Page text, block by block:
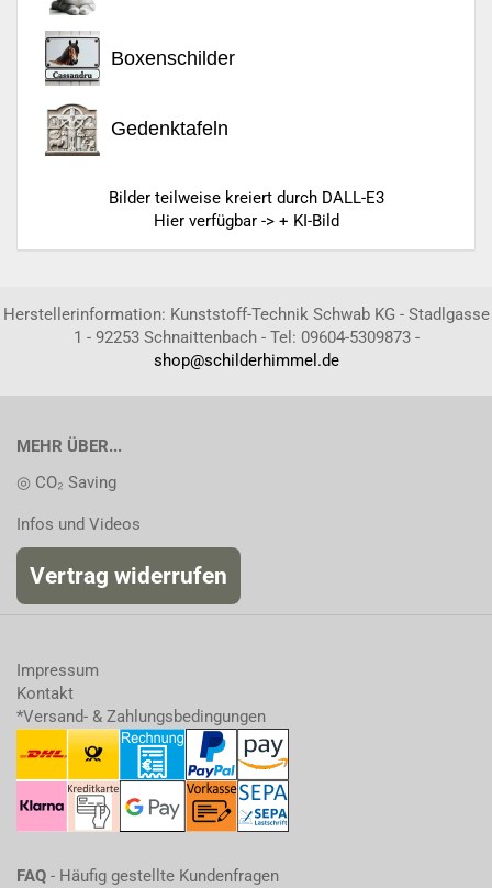
Boxenschilder
Gedenktafeln
Bilder teilweise kreiert durch DALL-E3
Hier verfügbar -> + KI-Bild
Herstellerinformation: Kunststoff-Technik Schwab KG - Stadlgasse
1 - 92253 Schnaittenbach - Tel: 09604-5309873 -
shop@schilderhimmel.de
MEHR ÜBER...
◎ CO₂ Saving
Infos und Videos
Vertrag widerrufen
Impressum
Kontakt
*Versand- & Zahlungsbedingungen
FAQ - Häufig gestellte Kundenfragen